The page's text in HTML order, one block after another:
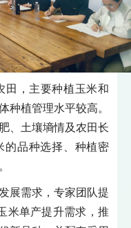
田，主要种植玉米和
种植管理水平较高。
、土壤墒情及农田长
的品种选择、种植密
展需求，专家团队提
米单产提升需求，推